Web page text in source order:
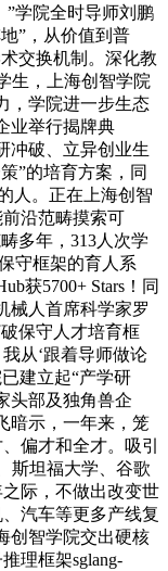
”学院全时导师刘鹏
”，从价值到普
交换机制。深化教
生，上海创智学院
，学院进一步生态
业举行揭牌典
冲破、立异创业生
”的培育方案，同
人。正在上海创智
沿范畴摸索可
多年，313人次学
守框架的育人系
获5700+ Stars！同
械人首席科学家罗
保守人才培育框
从‘跟着导师做论
建立起“产学研
头部及独角兽企
暗示，一年来，笼
偏才和全才。吸引
斯坦福大学、谷歌
际，不做出改变世
汽车等更多产线复
创智学院交出硬核
理框架sglang-